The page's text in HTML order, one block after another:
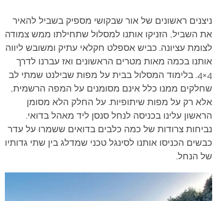
ניצנים ראשונים של אור שבקושי מספיק בשביל להאיר
את השביל, הזניקו אותנו למסלול שתחילתו ממש צמודה
לצומת עציונה. כביש אספלט חקלאי עתיק ומשובש ליווה
אותנו בכמה מאות מטרים הראשונים ואז עברנו לדרך
4×4. בלימוד המסלול בבית על מפות שבילנט שמתי לב
שחלקים ממנו כלל אינם מסומנים על המפה הרשמית,
אלא רק על מפות שיתופיות. על החלק הלא מסומן
הראשון עלינו בכניסה לנחל סנסן ליד מאהל בדואי.
נביחות צרודות של כמה כלבים בדואים ששמרו על עדר
כבשים הכניסו אותנו לסינגל טכני שמדלג בין שתי גדותיו
של הנחל.